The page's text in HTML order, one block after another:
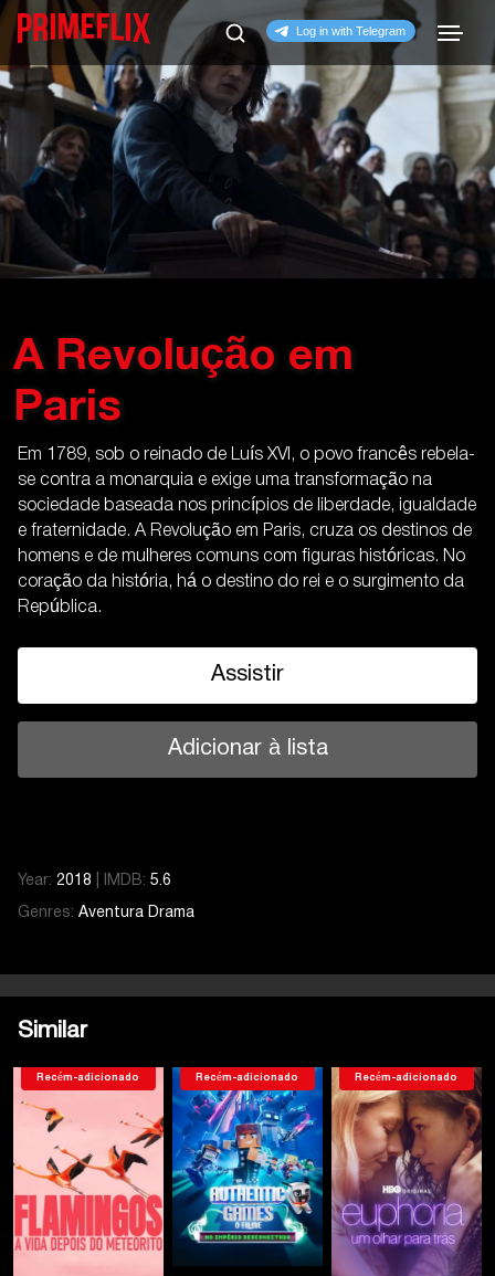
A Revolução em
Paris
Em 1789, sob o reinado de Luís XVI, o povo francês rebela-
se contra a monarquia e exige uma transformação na
sociedade baseada nos princípios de liberdade, igualdade
e fraternidade. A Revolução em Paris, cruza os destinos de
homens e de mulheres comuns com figuras históricas. No
coração da história, há o destino do rei e o surgimento da
República.
Assistir
Adicionar à lista
Year: 2018 IMDB: 5.6
Genres: Aventura Drama
Similar
Recém-adicionado Recém-adicionado Recém-adicionado